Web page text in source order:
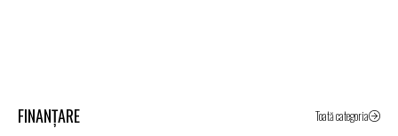
FINANȚARE Toată categoria